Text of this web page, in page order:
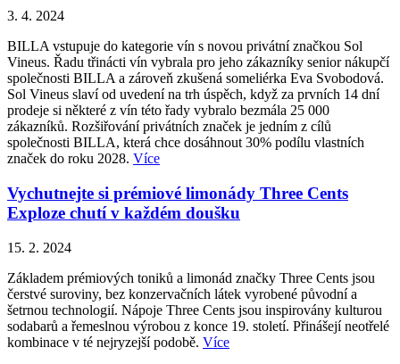
3. 4. 2024
BILLA vstupuje do kategorie vín s novou privátní značkou Sol
Vineus. Řadu třinácti vín vybrala pro jeho zákazníky senior nákupčí
společnosti BILLA a zároveň zkušená someliérka Eva Svobodová.
Sol Vineus slaví od uvedení na trh úspěch, když za prvních 14 dní
prodeje si některé z vín této řady vybralo bezmála 25 000
zákazníků. Rozšiřování privátních značek je jedním z cílů
společnosti BILLA, která chce dosáhnout 30% podílu vlastních
značek do roku 2028. Více
Vychutnejte si prémiové limonády Three Cents
Exploze chutí v každém doušku
15. 2. 2024
Základem prémiových toniků a limonád značky Three Cents jsou
čerstvé suroviny, bez konzervačních látek vyrobené původní a
šetrnou technologií. Nápoje Three Cents jsou inspirovány kulturou
sodabarů a řemeslnou výrobou z konce 19. století. Přinášejí neotřelé
kombinace v té nejryzejší podobě. Více